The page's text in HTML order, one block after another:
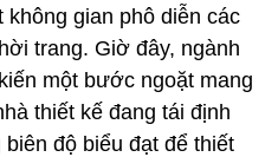
gian phô diễn các
trang. Giờ đây, ngành
một bước ngoặt mang
thiết kế đang tái định
độ biểu đạt để thiết